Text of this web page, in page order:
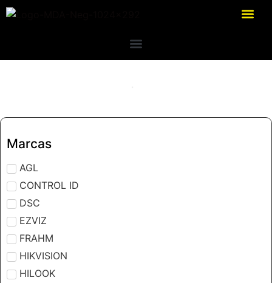
Marcas
AGL
CONTROL ID
DSC
EZVIZ
FRAHM
HIKVISION
HILOOK